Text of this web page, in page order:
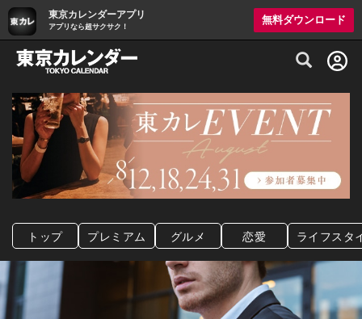
東京カレンダーアプリ
アプリなら超サクサク！
無料ダウンロード
グルメ情報・プレミアムレストラン予約
トップ プレミアム グルメ 恋愛 ライフスタ